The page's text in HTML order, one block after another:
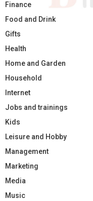
Finance
Food and Drink
Gifts
Health
Home and Garden
Household
Internet
Jobs and trainings
Kids
Leisure and Hobby
Management
Marketing
Media
Music